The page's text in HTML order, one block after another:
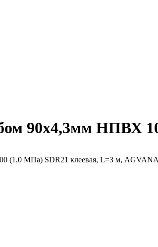
90х4,3мм НПВХ
(1,0 МПа) SDR21 клеевая, L=3 м, AGVANA